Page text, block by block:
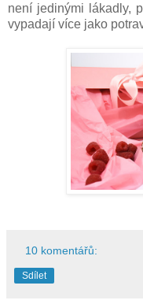
není jedinými lákadly,
vypadají více jako
10 komentářů:
Sdílet